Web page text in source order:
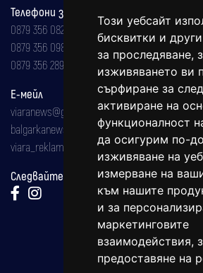
Този уебсайт
бисквитки и
за проследяване,
изживяването ви
сърфиране за
активиране на
функционалност
да осигурим по-
изживяване на
измерване на
към нашите
и за
маркетинговите
взаимодействия,
предоставяне на
Телефони за реклама и абонаменти
0879 356 082
0879 356 098
0879 356 289
Е-мейл
viaranews@gmail.com
balgarkanews@gmail.com
viara_reklama@mail.bg
Следвайте ни: